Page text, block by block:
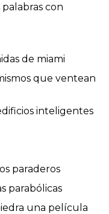
palabras con
de miami
que ventean
inteligentes
paraderos
parabólicas
una película